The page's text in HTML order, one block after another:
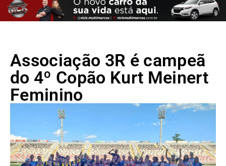
Associação 3R é campeã
do 4º Copão Kurt Meinert
Feminino